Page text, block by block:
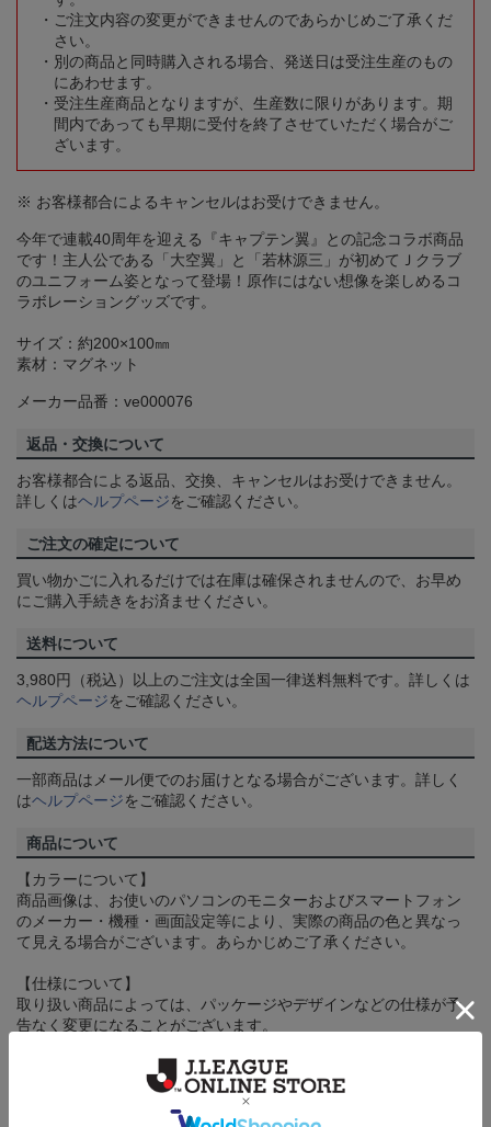
ご注文内容の変更ができませんのであらかじめご了承くだ
さい。
別の商品と同時購入される場合、発送日は受注生産のもの
にあわせます。
受注生産商品となりますが、生産数に限りがあります。期
間内であっても早期に受付を終了させていただく場合がご
ざいます。
※ お客様都合によるキャンセルはお受けできません。
今年で連載40周年を迎える『キャプテン翼』との記念コラボ商品
です！主人公である「大空翼」と「若林源三」が初めてＪクラブ
のユニフォーム姿となって登場！原作にはない想像を楽しめるコ
ラボレーショングッズです。
サイズ：約200×100㎜
素材：マグネット
メーカー品番：ve000076
返品・交換について
お客様都合による返品、交換、キャンセルはお受けできません。
詳しくはヘルプページをご確認ください。
ご注文の確定について
買い物かごに入れるだけでは在庫は確保されませんので、お早め
にご購入手続きをお済ませください。
送料について
3,980円（税込）以上のご注文は全国一律送料無料です。詳しくは
ヘルプページをご確認ください。
配送方法について
一部商品はメール便でのお届けとなる場合がございます。詳しく
はヘルプページをご確認ください。
商品について
【カラーについて】
商品画像は、お使いのパソコンのモニターおよびスマートフォン
のメーカー・機種・画面設定等により、実際の商品の色と異なっ
て見える場合がございます。あらかじめご了承ください。
【仕様について】
取り扱い商品によっては、パッケージやデザインなどの仕様が予
告なく変更になることがございます。